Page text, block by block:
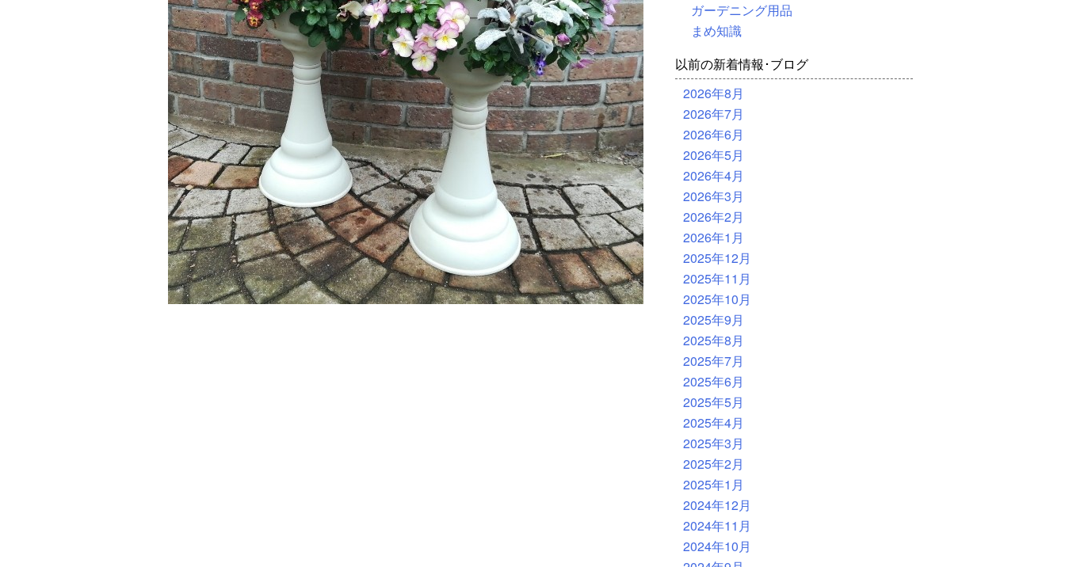
ガーデニング用品
まめ知識
以前の新着情報･ブログ
2026年8月
2026年7月
2026年6月
2026年5月
2026年4月
2026年3月
2026年2月
2026年1月
2025年12月
2025年11月
2025年10月
2025年9月
2025年8月
2025年7月
2025年6月
2025年5月
2025年4月
2025年3月
2025年2月
2025年1月
2024年12月
2024年11月
2024年10月